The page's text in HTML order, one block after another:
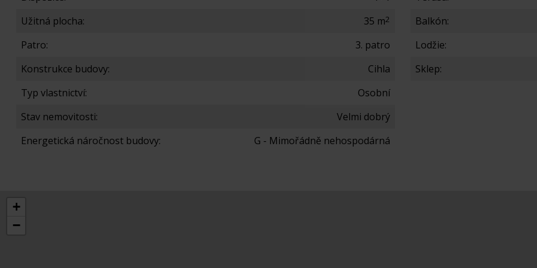
Užitná plocha:
35 m2
Patro:
3. patro
Konstrukce budovy:
Cihla
Typ vlastnictví:
Osobní
Stav nemovitosti:
Velmi dobrý
Energetická náročnost budovy:
G - Mimořádně nehospodárná
Balkón:
Lodžie:
Sklep:
+
−